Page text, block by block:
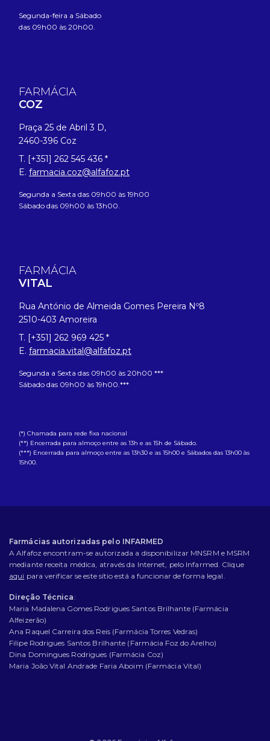
Segunda-feira a Sábado
das 09h00 às 20h00.
FARMÁCIA
COZ
Praça 25 de Abril 3 D,
2460-396 Coz
T. [+351] 262 545 436 *
E. farmacia.coz@alfafoz.pt
Segunda a Sexta das 09h00 às 19h00
Sábado das 09h00 às 13h00.
FARMÁCIA
VITAL
Rua António de Almeida Gomes Pereira Nº8
2510-403 Amoreira
T. [+351] 262 969 425 *
E. farmacia.vital@alfafoz.pt
Segunda a Sexta das 09h00 às 20h00 ***
Sábado das 09h00 às 19h00.***
(*) Chamada para rede fixa nacional
(**) Encerrada para almoço entre as 13h e as 15h de Sábado.
(***) Encerrada para almoço entre as 13h30 e as 15h00 e Sábados das 13h00 às
15h00.
Farmácias autorizadas pelo INFARMED
A Alfafoz encontram-se autorizada a disponibilizar MNSRM e MSRM
mediante receita médica, através da Internet, pelo Infarmed. Clique
aqui para verificar se este sítio está a funcionar de forma legal.
Direção Técnica:
Maria Madalena Gomes Rodrigues Santos Brilhante (Farmácia
Alfeizerão)
Ana Raquel Carreira dos Reis (Farmácia Torres Vedras)
Filipe Rodrigues Santos Brilhante (Farmácia Foz do Arelho)
Dina Domingues Rodrigues (Farmácia Coz)
Maria João Vital Andrade Faria Aboim (Farmácia Vital)